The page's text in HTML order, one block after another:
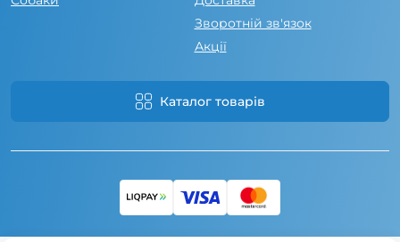
Зворотній зв'язок
Акції
Каталог товарів